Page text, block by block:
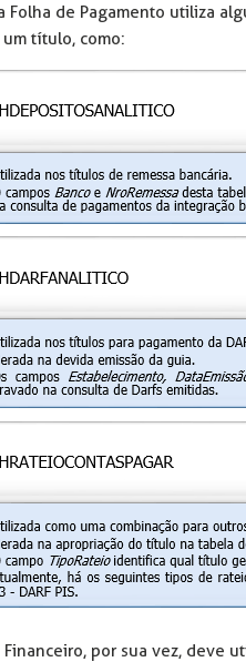
Folha de Pagamento utiliza
título, como:
Financeiro, por sua vez, deve